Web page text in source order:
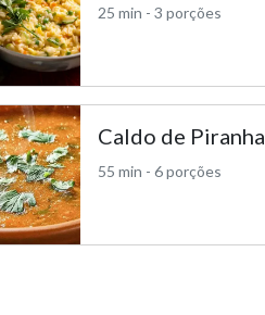
25 min - 3 porções
Caldo de Piranha
55 min - 6 porções